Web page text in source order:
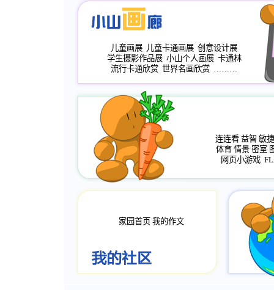
儿童画展 儿童卡通画展 创意设计展
学生摄影作品展 小山个人画展 卡通林
流行卡通欣赏 世界名画欣赏 ………
连连看 益智 敏捷
体育 情景 密室
网页小游戏
家园首页 我的作文